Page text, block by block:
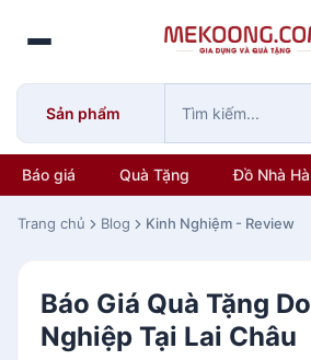
o
Sản phẩm
Báo giá Quà Tặng Đồ Nhà
Trang chủ Blog Kinh Nghiệm - Review
Báo Giá Quà Tặng
Nghiệp Tại Lai Châu